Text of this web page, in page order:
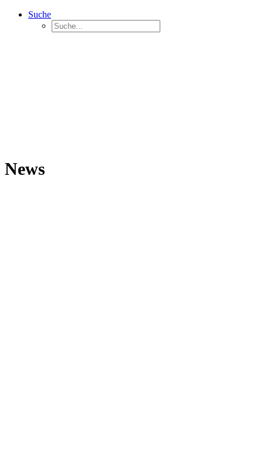
Suche
News